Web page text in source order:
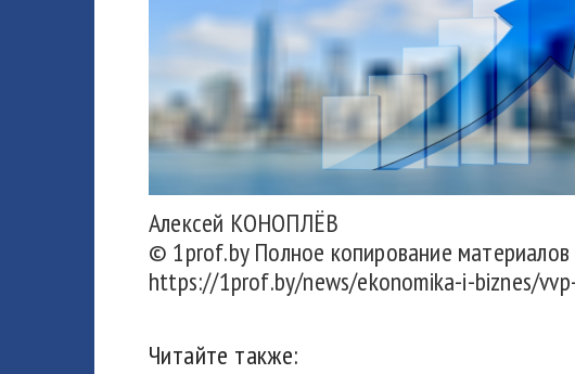
Алексей КОНОПЛЁВ
© 1prof.by Полное копирование
https://1prof.by/news/ekonomika-i-biznes/
Читайте также: